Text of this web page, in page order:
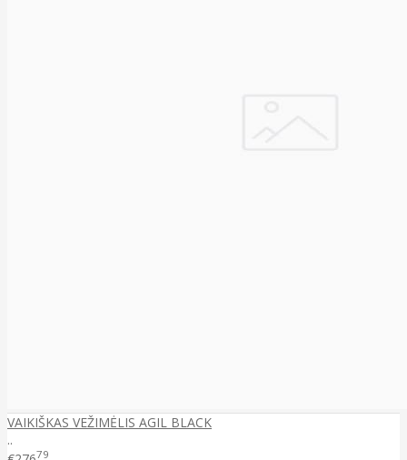
VAIKIŠKAS VEŽIMĖLIS AGIL BLACK
..
79